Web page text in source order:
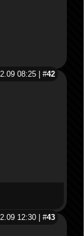
08:25 | #42
12:30 | #43